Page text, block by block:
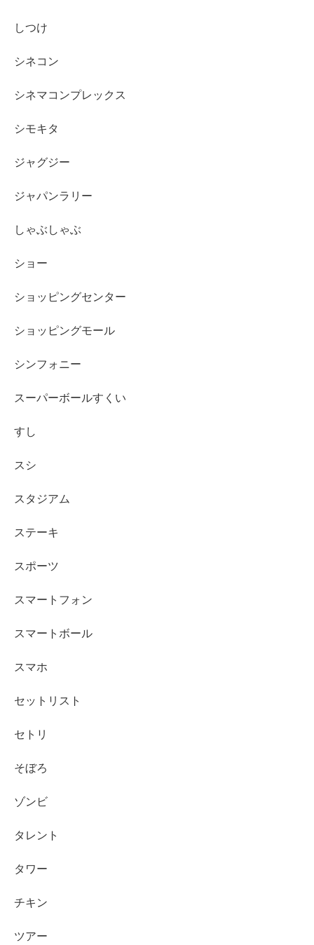
しつけ
シネコン
シネマコンプレックス
シモキタ
ジャグジー
ジャパンラリー
しゃぶしゃぶ
ショー
ショッピングセンター
ショッピングモール
シンフォニー
スーパーボールすくい
すし
スシ
スタジアム
ステーキ
スポーツ
スマートフォン
スマートボール
スマホ
セットリスト
セトリ
そぼろ
ゾンビ
タレント
タワー
チキン
ツアー